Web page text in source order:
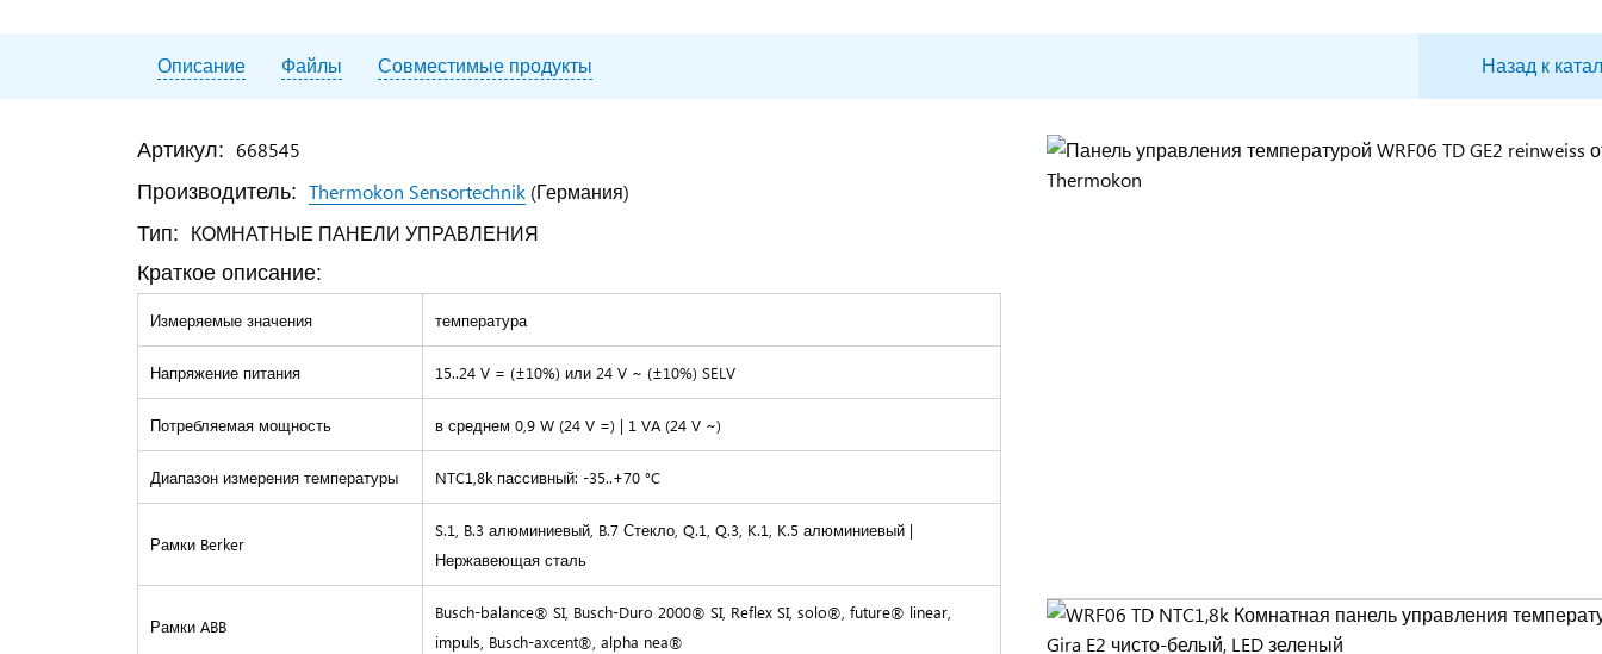
Описание Файлы Совместимые продукты Назад к
Артикул: 668545
Производитель: Thermokon Sensortechnik (Германия)
Тип: КОМНАТНЫЕ ПАНЕЛИ УПРАВЛЕНИЯ
Краткое описание:
Измеряемые значения температура
Напряжение питания 15..24 V = (±10%) или 24 V ~ (±10%) SELV
Потребляемая мощность в среднем 0,9 W (24 V =) | 1 VA (24 V ~)
Диапазон измерения температуры NTC1,8k пассивный: -35..+70 °C
Рамки Berker
S.1, B.3 алюминиевый, B.7 Стекло, Q.1, Q.3, K.1, K.5 алюминиевый |
Нержавеющая сталь
Рамки ABB
Busch-balance® SI, Busch-Duro 2000® SI, Reflex SI, solo®, future® linear,
impuls, Busch-axcent®, alpha nea®